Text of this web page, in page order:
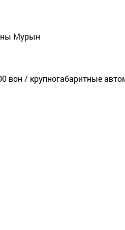
Мурын
вон / крупногабаритные